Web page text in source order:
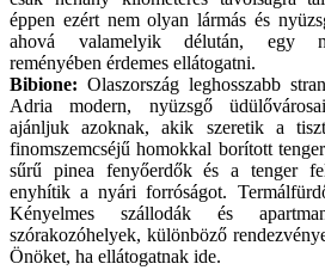
éppen ezért nem olyan lármás és
ahová valamelyik délután, egy
reményében érdemes ellátogatni.
Bibione: Olaszország leghosszabb
Adria modern, nyüzsgő
ajánljuk azoknak, akik szeretik a
finomszemcséjű homokkal borított
sűrű pinea fenyőerdők és a tenger
enyhítik a nyári forróságot.
Kényelmes szállodák és
szórakozóhelyek, különböző
Önöket, ha ellátogatnak ide.